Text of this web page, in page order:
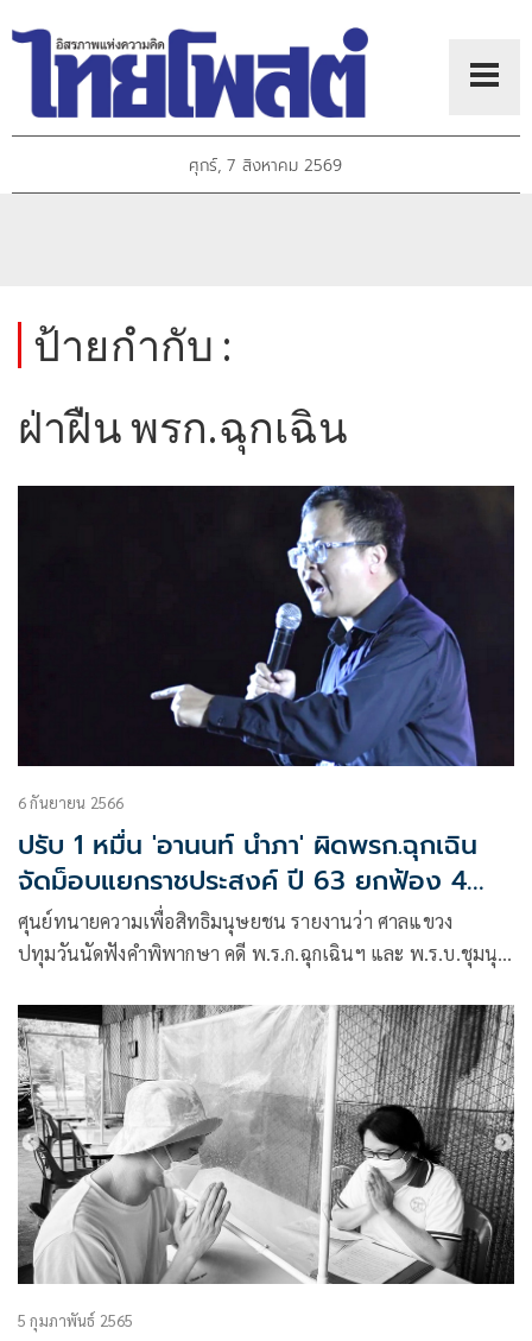
ศุกร์, 7 สิงหาคม 2569
ป้ายกำกับ :
ฝ่าฝืน พรก.ฉุกเฉิน
6 กันยายน 2566
ปรับ 1 หมื่น 'อานนท์ นำภา' ผิดพรก.ฉุกเฉิน
จัดม็อบแยกราชประสงค์ ปี 63 ยกฟ้อง 4
ราย
ศุนย์ทนายความเพื่อสิทธิมนุษยชน รายงานว่า ศาลแขวง
ปทุมวันนัดฟังคำพิพากษา คดี พ.ร.ก.ฉุกเฉินฯ และ พ.ร.บ.ชุมนุ
ชุมนุม
5 กุมภาพันธ์ 2565